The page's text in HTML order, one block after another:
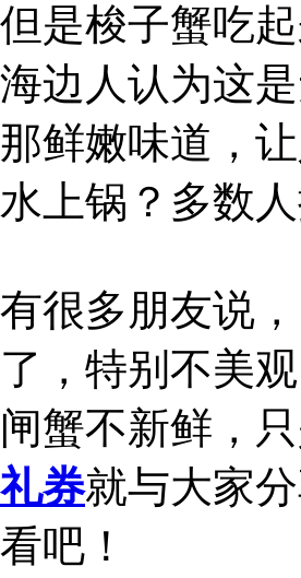
但是梭子蟹吃
海边人认为这
那鲜嫩味道，
水上锅？多数
有很多朋友说
了，特别不美
闸蟹不新鲜，
礼券就与大家
看吧！